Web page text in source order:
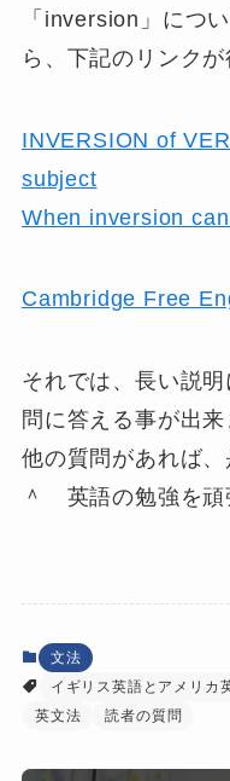
「inversion」につ
ら、下記のリンク
INVERSION of
subject
When inversion
Cambridge Free
それでは、長い説
問に答える事が出
他の質問があれば
＾ 英語の勉強を頑
文法
イギリス英語とアメリカ
英文法
読者の質問